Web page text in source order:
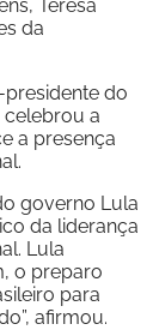
Teresa
da
do
celebrou a
a presença
governo Lula
da liderança
Lula
o preparo
para
afirmou.